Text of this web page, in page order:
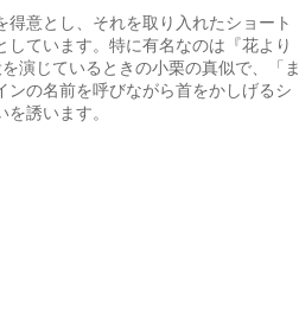
得意とし、それを取り入れたショート
しています。特に有名なのは『花より
演じているときの小栗の真似で、「ま
ンの名前を呼びながら首をかしげるシ
誘います。